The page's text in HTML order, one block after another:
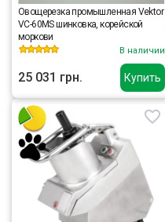
Купить
Овощерезка промышленная Vektor
VC-60MS шинковка, корейской
моркови
В наличии
25 031 грн.